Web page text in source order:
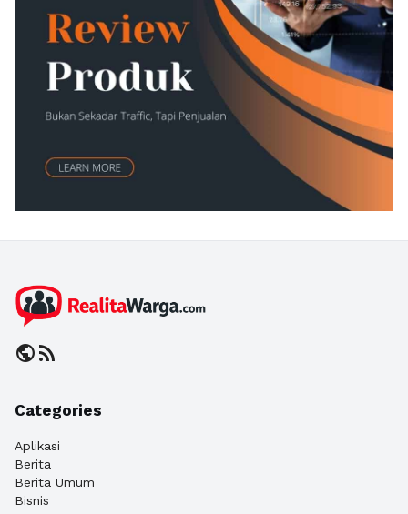
publicrss_feed
Categories
Aplikasi
Berita
Berita Umum
Bisnis